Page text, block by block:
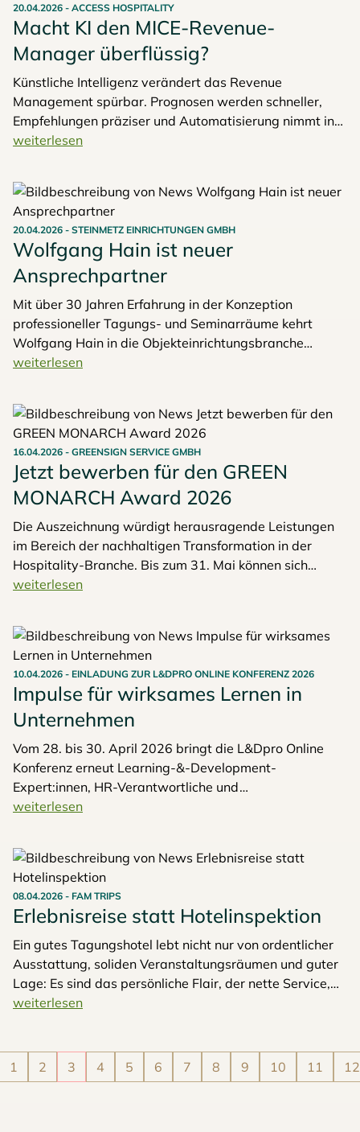
20.04.2026 - ACCESS HOSPITALITY
Macht KI den MICE-Revenue-
Manager überflüssig?
Künstliche Intelligenz verändert das Revenue
Management spürbar. Prognosen werden schneller,
Empfehlungen präziser und Automatisierung nimmt in
vielen Bereichen zu. Doch bedeutet das, dass der
Segment, überflüssig wird?
weiterlesen
20.04.2026 - STEINMETZ EINRICHTUNGEN GMBH
Wolfgang Hain ist neuer
Ansprechpartner
Mit über 30 Jahren Erfahrung in der Konzeption
professioneller Tagungs- und Seminarräume kehrt
Wolfgang Hain in die Objekteinrichtungsbranche
zurück. Als Einrichtungsspezialist der Steinmetz
Entwicklung ganzheitlicher Raumkonzepte – vom Foyer
über die Lounge bis zum hybridfähigen Konferenzraum.
weiterlesen
16.04.2026 - GREENSIGN SERVICE GMBH
Jetzt bewerben für den GREEN
MONARCH Award 2026
Die Auszeichnung würdigt herausragende Leistungen
im Bereich der nachhaltigen Transformation in der
Hospitality-Branche. Bis zum 31. Mai können sich
Hotels, Restaurants, Persönlichkeiten und
findet am 25. November 2026 zum zweiten Mal statt.
Veranstaltungsort der feierlichen Gala ist das Hotel
Bristol Berlin.
weiterlesen
10.04.2026 - EINLADUNG ZUR L&DPRO ONLINE KONFERENZ 2026
Impulse für wirksames Lernen in
Unternehmen
Vom 28. bis 30. April 2026 bringt die L&Dpro Online
Konferenz erneut Learning-&-Development-
Expert:innen, HR-Verantwortliche und
Entscheider:innen virtuell zusammen. Im Mittelpunkt
nicht nur angeboten, sondern tatsächlich wirksam
gestaltet werden kann.
weiterlesen
08.04.2026 - FAM TRIPS
Erlebnisreise statt Hotelinspektion
Ein gutes Tagungshotel lebt nicht nur von ordentlicher
Ausstattung, soliden Veranstaltungsräumen und guter
Lage: Es sind das persönliche Flair, der nette Service,
die besonderen Angebote, die sonst kein
Frühstücksbuffet? Hier kommen Fam Trips ins Spiel.
weiterlesen
1 2 3 4 5 6 7 8 9 10 11 12